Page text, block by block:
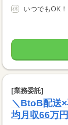
いつでもOK
[業務委託]
＼BtoB配送
均月収66万